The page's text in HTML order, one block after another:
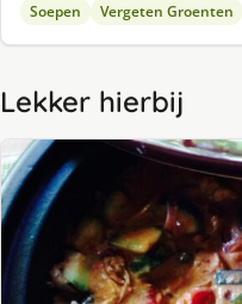
Soepen Vergeten Groenten
Lekker hierbij